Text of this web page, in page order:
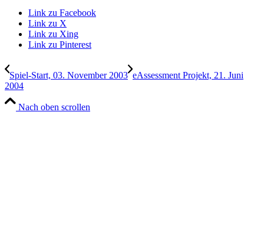
Link zu Facebook
Link zu X
Link zu Xing
Link zu Pinterest
Spiel-Start, 03. November 2003 eAssessment Projekt, 21. Juni
2004
Nach oben scrollen